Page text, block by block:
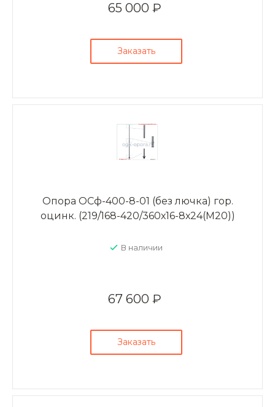
65 000 ₽
Заказать
Опора ОСф-400-8-01 (без лючка) гор.
оцинк. (219/168-420/360х16-8х24(М20))
В наличии
67 600 ₽
Заказать